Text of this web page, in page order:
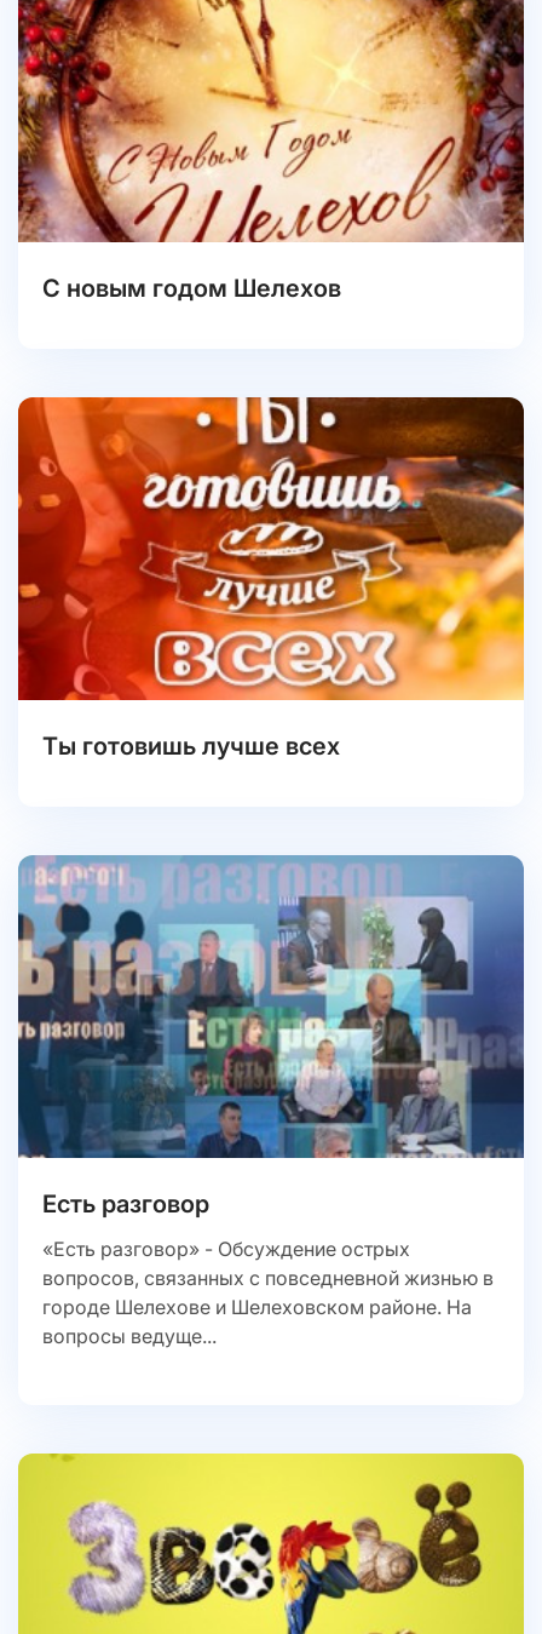
С новым годом Шелехов
Ты готовишь лучше всех
Есть разговор
«Есть разговор» - Обсуждение острых
вопросов, связанных с повседневной жизнью в
городе Шелехове и Шелеховском районе. На
вопросы ведуще...